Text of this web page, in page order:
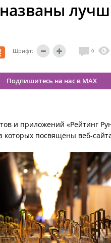
Шрифт: 0
Подпишитесь на нас в MAX
и приложений «Рейтинг
посвящены веб-